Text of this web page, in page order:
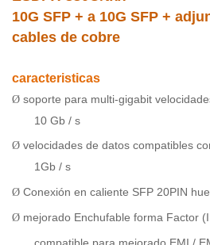
10G SFP + a 10G SFP +
cables de cobre
caracteristicas
Ø soporte para multi-gigabit
10 Gb / s
Ø velocidades de datos compatibles
1Gb / s
Ø Conexión en caliente SFP 20PIN
Ø mejorado Enchufable forma Factor